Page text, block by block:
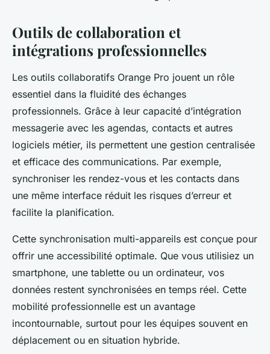
Outils de collaboration et
intégrations professionnelles
Les outils collaboratifs Orange Pro jouent un rôle
essentiel dans la fluidité des échanges
professionnels. Grâce à leur capacité d’intégration
messagerie avec les agendas, contacts et autres
logiciels métier, ils permettent une gestion centralisée
et efficace des communications. Par exemple,
synchroniser les rendez-vous et les contacts dans
une même interface réduit les risques d’erreur et
facilite la planification.
Cette synchronisation multi-appareils est conçue pour
offrir une accessibilité optimale. Que vous utilisiez un
smartphone, une tablette ou un ordinateur, vos
données restent synchronisées en temps réel. Cette
mobilité professionnelle est un avantage
incontournable, surtout pour les équipes souvent en
déplacement ou en situation hybride.